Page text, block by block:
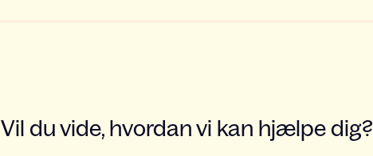
Vil du vide, hvordan vi kan hjælpe dig?